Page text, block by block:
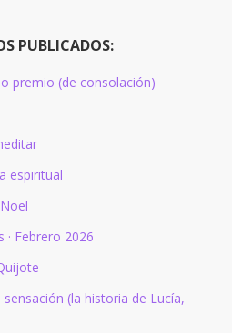
PUBLICADOS:
premio (de consolación)
espiritual
Febrero 2026
(la historia de Lucía,